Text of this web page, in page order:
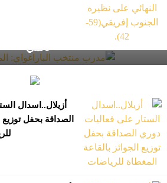
مدرب منتخب الباراغواي: المغرب
عالمي "
أزيلال..اسدال
الصداقة بحفل توزيع